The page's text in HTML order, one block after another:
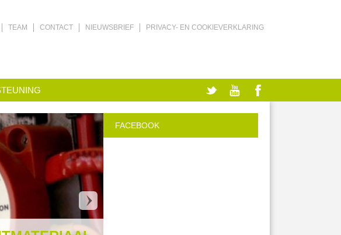
TEAM CONTACT NIEUWSBRIEF PRIVACY- EN COOKIEVERKLARING
FACEBOOK